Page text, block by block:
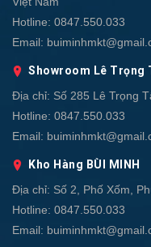
Hotline: 0847.550.033
Email:
Showroom Lê Trọng
Địa chỉ: Số 285 Lê Trọng
Hotline: 0847.550.033
Email:
Kho Hàng BÙI MINH
Địa chỉ: Số 2, Phố Xốm,
Hotline: 0847.550.033
Email: